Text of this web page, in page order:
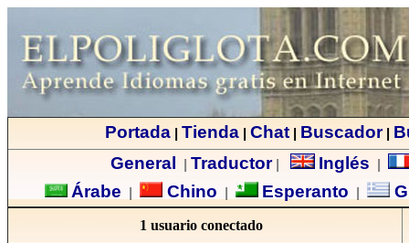
Portada Tienda Chat Buscador|
General
Traductor| Inglés
Árabe Chino Esperanto
1 usuario conectado